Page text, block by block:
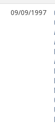
09/09/1997